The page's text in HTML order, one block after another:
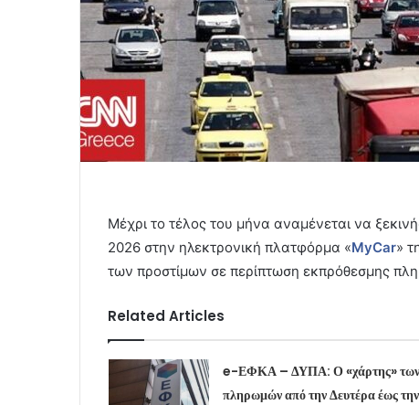
Μέχρι το τέλος του μήνα αναμένεται να
2026 στην ηλεκτρονική πλατφόρμα «MyCar»
των προστίμων σε περίπτωση εκπρόθεσμης
Related Articles
e-ΕΦΚΑ – ΔΥΠΑ: Ο «χάρτης» των
πληρωμών από την Δευτέρα έως την